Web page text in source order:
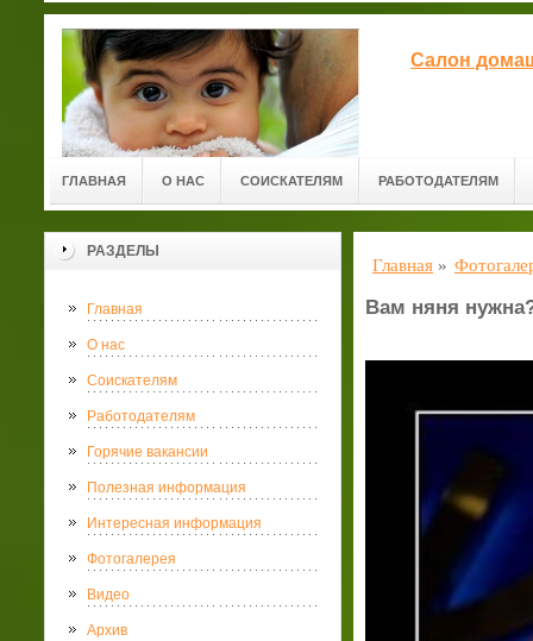
Салон
ГЛАВНАЯ О НАС СОИСКАТЕЛЯМ РАБОТОДАТЕЛЯМ
РАЗДЕЛЫ
Главная
О нас
Соискателям
Работодателям
Горячие вакансии
Полезная информация
Интересная информация
Фотогалерея
Видео
Архив
Главная »
Вам няня